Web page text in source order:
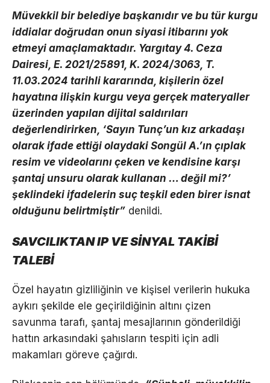
Müvekkil bir belediye başkanıdır ve bu tür kurgu
iddialar doğrudan onun siyasi itibarını yok
etmeyi amaçlamaktadır. Yargıtay 4. Ceza
Dairesi, E. 2021/25891, K. 2024/3063, T.
11.03.2024 tarihli kararında, kişilerin özel
hayatına ilişkin kurgu veya gerçek materyaller
üzerinden yapılan dijital saldırıları
değerlendirirken, ‘Sayın Tunç’un kız arkadaşı
olarak ifade ettiği olaydaki Songül A.’ın çıplak
resim ve videolarını çeken ve kendisine karşı
şantaj unsuru olarak kullanan … değil mi?’
şeklindeki ifadelerin suç teşkil eden birer isnat
olduğunu belirtmiştir” denildi.
SAVCILIKTAN IP VE SİNYAL TAKİBİ
TALEBİ
Özel hayatın gizliliğinin ve kişisel verilerin hukuka
aykırı şekilde ele geçirildiğinin altını çizen
savunma tarafı, şantaj mesajlarının gönderildiği
hattın arkasındaki şahısların tespiti için adli
makamları göreve çağırdı.